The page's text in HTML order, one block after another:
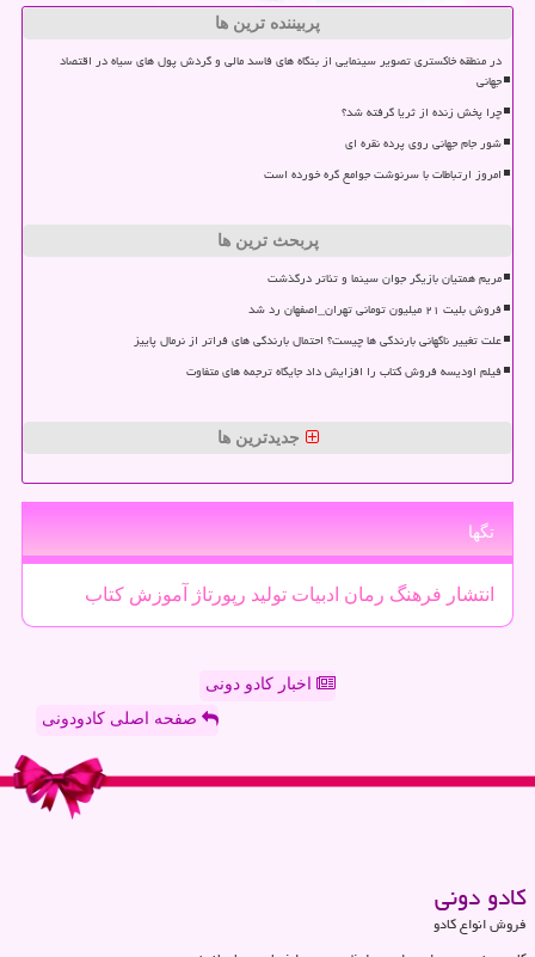
پربیننده ترین ها
در منطقه خاکستری تصویر سینمایی از بنگاه های فاسد مالی و گردش پول های سیاه در اقتصاد
جهانی
چرا پخش زنده از ثریا گرفته شد؟
شور جام جهانی روی پرده نقره ای
امروز ارتباطات با سرنوشت جوامع گره خورده است
پربحث ترین ها
مریم همتیان بازیگر جوان سینما و تئاتر درگذشت
فروش بلیت ۲۱ میلیون تومانی تهران_اصفهان رد شد
علت تغییر ناگهانی بارندگی ها چیست؟ احتمال بارندگی های فراتر از نرمال پاییز
فیلم اودیسه فروش کتاب را افزایش داد جایگاه ترجمه های متفاوت
جدیدترین ها
تگها
انتشار فرهنگ رمان ادبیات تولید رپورتاژ آموزش كتاب
اخبار کادو دونی
صفحه اصلی کادودونی
كادو دونی
فروش انواع کادو